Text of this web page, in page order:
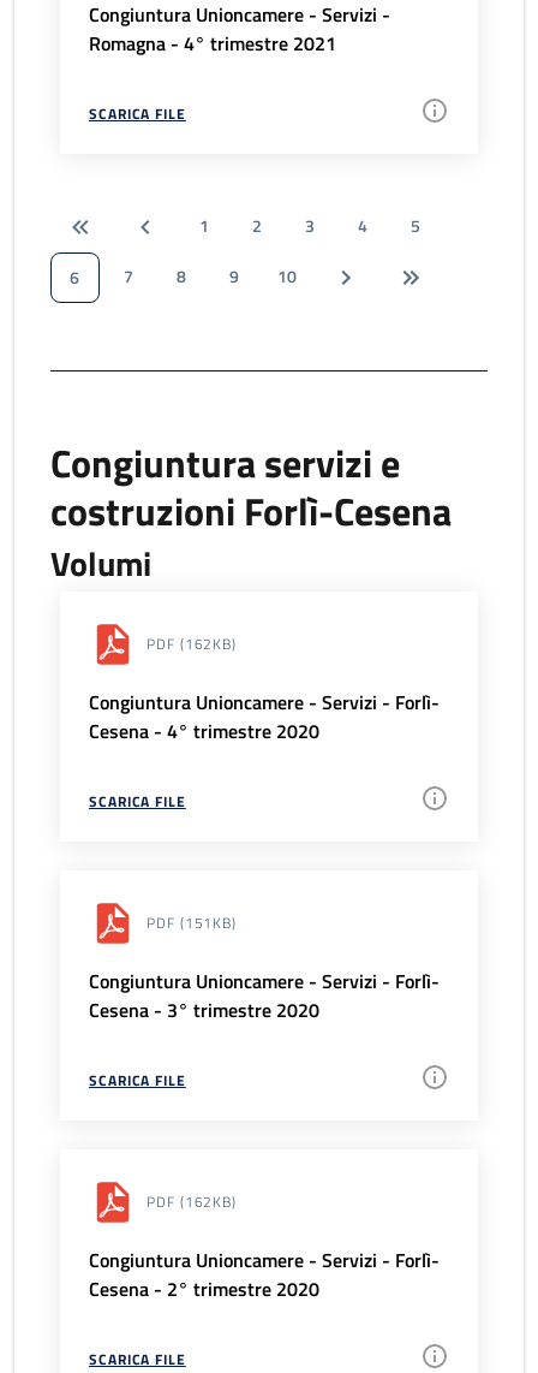
Congiuntura Unioncamere - Servizi -
Romagna - 4° trimestre 2021
SCARICA FILE
1 2 3 4
5
6
7 8 9 10
Congiuntura servizi e
costruzioni Forlì-Cesena
Volumi
PDF (162KB)
Congiuntura Unioncamere - Servizi - Forlì-
Cesena - 4° trimestre 2020
SCARICA FILE
PDF (151KB)
Congiuntura Unioncamere - Servizi - Forlì-
Cesena - 3° trimestre 2020
SCARICA FILE
PDF (162KB)
Congiuntura Unioncamere - Servizi - Forlì-
Cesena - 2° trimestre 2020
SCARICA FILE